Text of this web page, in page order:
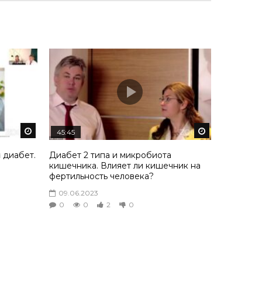
Смотреть потом
диабет.
Смотреть
45:45
Диабет 2 типа и микробиота
кишечника. Влияет ли кишечник на
фертильность человека?
09.06.2023
0
0 2 0